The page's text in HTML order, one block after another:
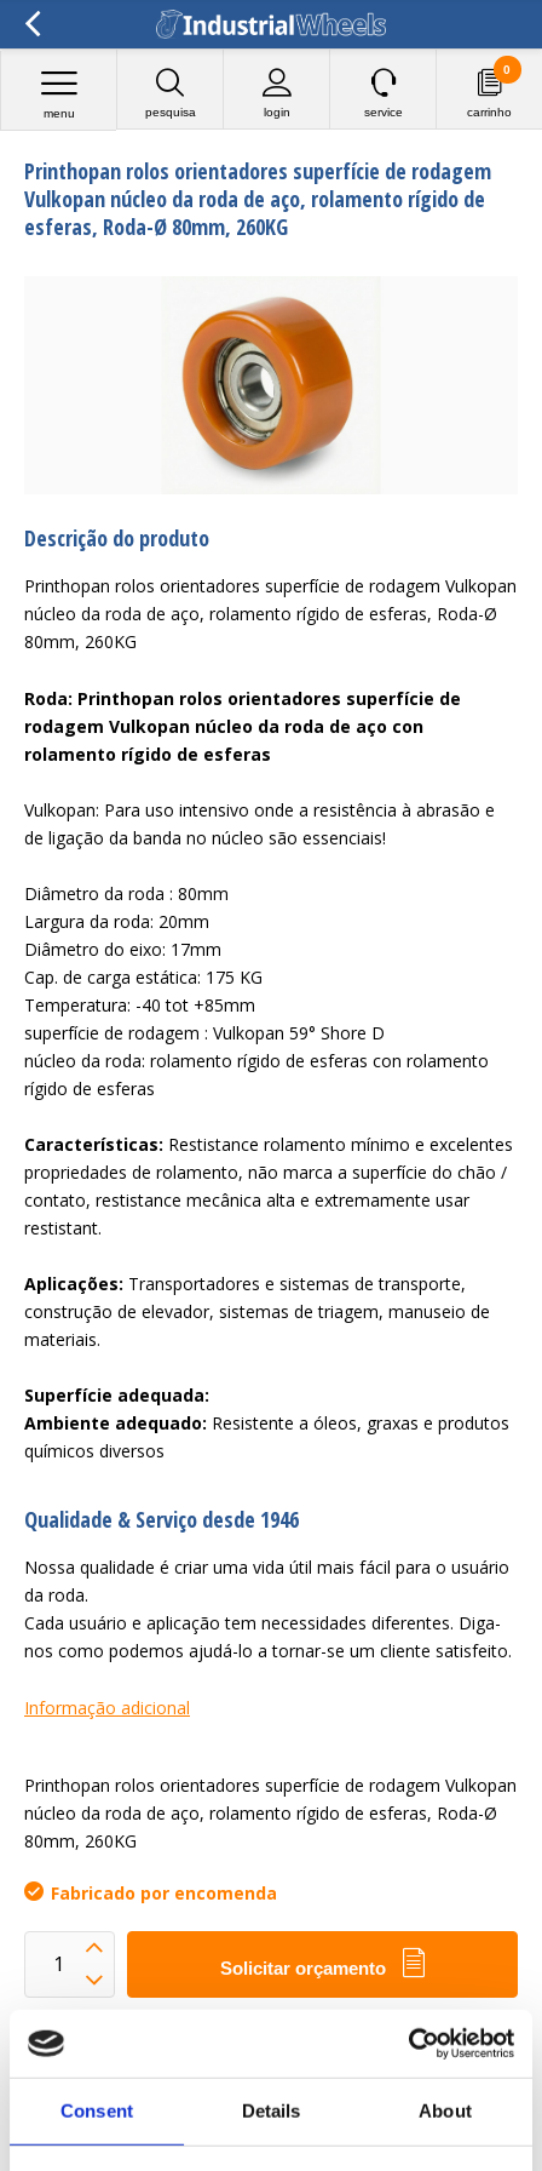
Consent Details About
pesquisa login
menu service carrinho
0
Printhopan rolos orientadores superfície de rodagem
Vulkopan núcleo da roda de aço, rolamento rígido de
esferas, Roda-Ø 80mm, 260KG
Descrição do produto
Printhopan rolos orientadores superfície de rodagem Vulkopan
núcleo da roda de aço, rolamento rígido de esferas, Roda-Ø
80mm, 260KG
Roda: Printhopan rolos orientadores superfície de
rodagem Vulkopan núcleo da roda de aço con
rolamento rígido de esferas
Vulkopan: Para uso intensivo onde a resistência à abrasão e
de ligação da banda no núcleo são essenciais!
Diâmetro da roda : 80mm
Largura da roda: 20mm
Diâmetro do eixo: 17mm
Cap. de carga estática: 175 KG
Temperatura: -40 tot +85mm
superfície de rodagem : Vulkopan 59° Shore D
núcleo da roda: rolamento rígido de esferas con rolamento
rígido de esferas
Características: Restistance rolamento mínimo e excelentes
propriedades de rolamento, não marca a superfície do chão /
contato, restistance mecânica alta e extremamente usar
restistant.
Aplicações: Transportadores e sistemas de transporte,
construção de elevador, sistemas de triagem, manuseio de
materiais.
Superfície adequada:
Ambiente adequado: Resistente a óleos, graxas e produtos
químicos diversos
Qualidade & Serviço desde 1946
Nossa qualidade é criar uma vida útil mais fácil para o usuário
da roda.
Cada usuário e aplicação tem necessidades diferentes. Diga-
nos como podemos ajudá-lo a tornar-se um cliente satisfeito.
Informação adicional
Printhopan rolos orientadores superfície de rodagem Vulkopan
núcleo da roda de aço, rolamento rígido de esferas, Roda-Ø
80mm, 260KG
Fabricado por encomenda
Solicitar orçamento
Queremos tornar a sua vida profissional mais fácil
Entrega rápida